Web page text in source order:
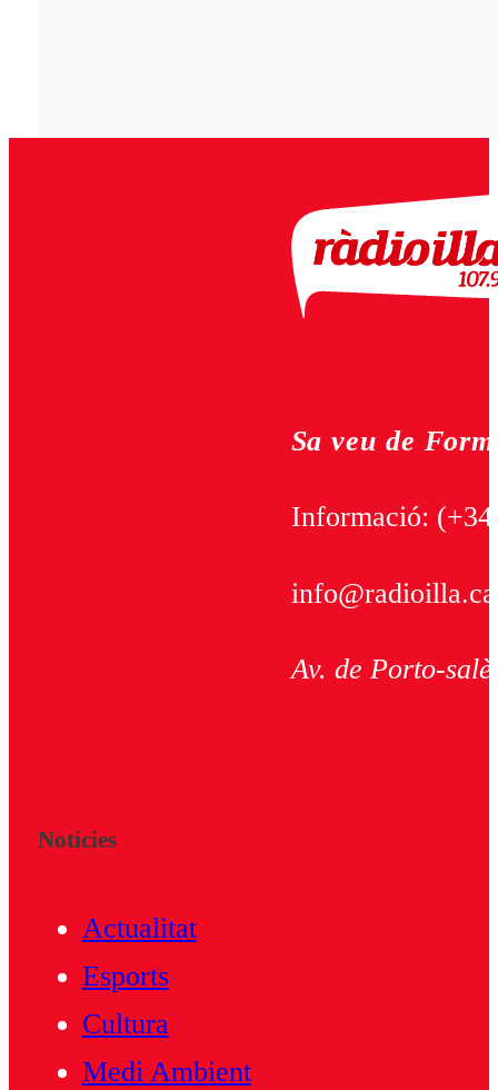
Sa veu de
Informació:
Av. de Porto-
Notícies
Actualitat
Esports
Cultura
Medi Ambient